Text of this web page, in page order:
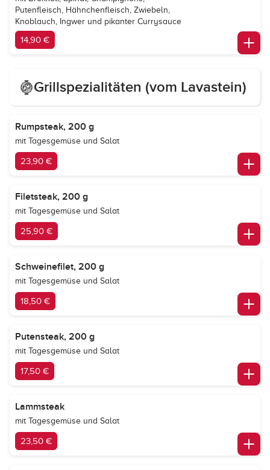
Putenfleisch, Hähnchenfleisch, Zwiebeln,
Knoblauch, Ingwer und pikanter Currysauce
14,90 €
Grillspezialitäten (vom Lavastein)
Rumpsteak, 200 g
mit Tagesgemüse und Salat
23,90 €
Filetsteak, 200 g
mit Tagesgemüse und Salat
25,90 €
Schweinefilet, 200 g
mit Tagesgemüse und Salat
18,50 €
Putensteak, 200 g
mit Tagesgemüse und Salat
17,50 €
Lammsteak
mit Tagesgemüse und Salat
23,50 €